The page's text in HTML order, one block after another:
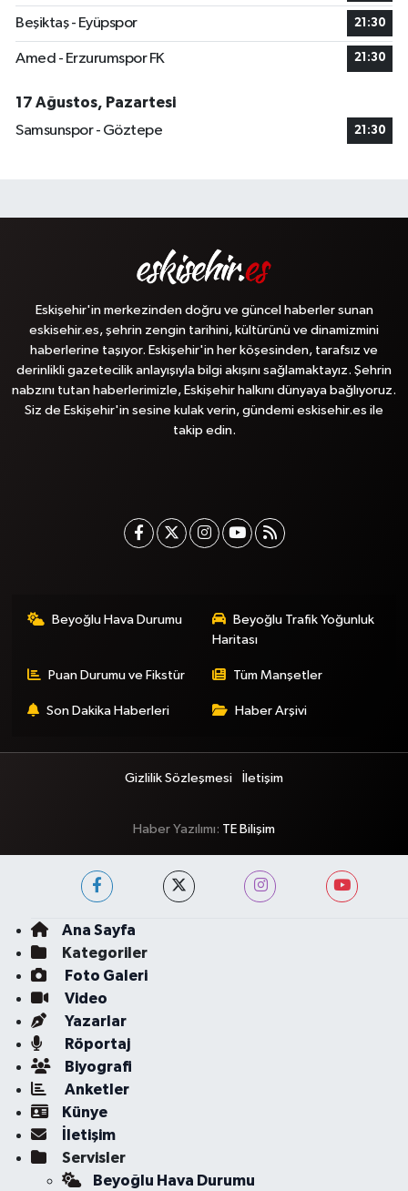
Beşiktaş - Eyüpspor 21:30
Amed - Erzurumspor FK 21:30
17 Ağustos, Pazartesi
Samsunspor - Göztepe
21:30
Eskişehir'in merkezinden doğru ve güncel haberler sunan
eskisehir.es, şehrin zengin tarihini, kültürünü ve dinamizmini
haberlerine taşıyor. Eskişehir'in her köşesinden, tarafsız ve
derinlikli gazetecilik anlayışıyla bilgi akışını sağlamaktayız. Şehrin
nabzını tutan haberlerimizle, Eskişehir halkını dünyaya bağlıyoruz.
Siz de Eskişehir'in sesine kulak verin, gündemi eskisehir.es ile
takip edin.
Beyoğlu Hava Durumu
Beyoğlu Trafik Yoğunluk
Haritası
Puan Durumu ve Fikstür Tüm Manşetler
Son Dakika Haberleri Haber Arşivi
Gizlilik Sözleşmesi İletişim
Haber Yazılımı: TE Bilişim
Ana Sayfa
Kategoriler
Foto Galeri
Video
Yazarlar
Röportaj
Biyografi
Anketler
Künye
İletişim
Servisler
Beyoğlu Hava Durumu